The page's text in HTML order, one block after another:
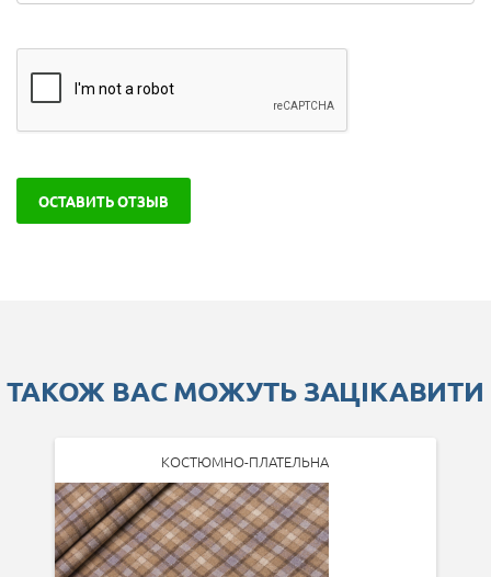
ОСТАВИТЬ ОТЗЫВ
ТАКОЖ ВАС МОЖУТЬ ЗАЦІКАВИТИ
КОСТЮМНО-ПЛАТЕЛЬНА